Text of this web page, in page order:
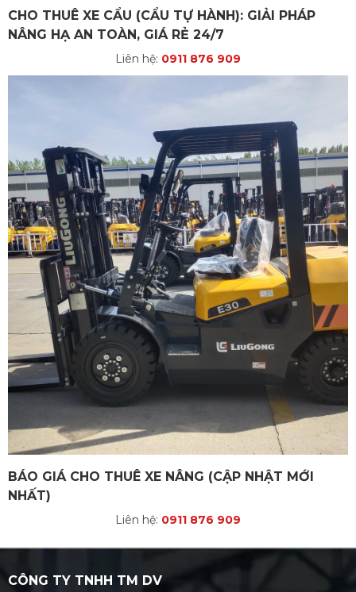
CHO THUÊ XE CẨU (CẨU TỰ HÀNH): GIẢI PHÁP
NÂNG HẠ AN TOÀN, GIÁ RẺ 24/7
Liên hệ: 0911 876 909
BÁO GIÁ CHO THUÊ XE NÂNG (CẬP NHẬT MỚI
NHẤT)
Liên hệ: 0911 876 909
CÔNG TY TNHH TM DV